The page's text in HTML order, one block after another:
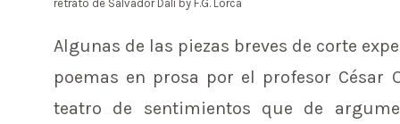
retrato de Salvador Dalí by F.G. Lorca
Algunas de las piezas breves de corte
poemas en prosa por el profesor César
teatro de sentimientos que de